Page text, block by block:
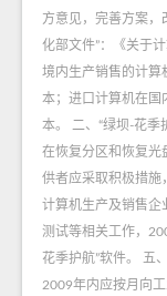
方意见，完善方案，
化部文件”：《关于
境内生产销售的计算
本；进口计算机在国
本。 二、“绿坝-花季
在恢复分区和恢复光
供者应采取积极措施
计算机生产及销售企
测试等相关工作，
花季护航”软件。 五
2009年内应按月向